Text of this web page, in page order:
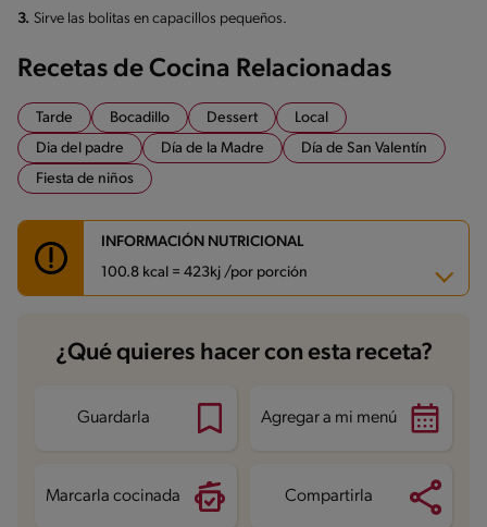
3. Sirve las bolitas en capacillos pequeños.
Recetas de Cocina Relacionadas
Tarde Bocadillo Dessert
Local
Dia del padre
Día de la Madre
Día de San Valentín
Fiesta de niños
INFORMACIÓN NUTRICIONAL
100.8 kcal = 423kj /por porción
Carbohidratos 12.2 g
Energía 100.8 kcal
Proteína
Grasas saturadas 2 g
¿Qué quieres hacer con esta receta?
Guardarla Agregar a mi menú
Marcarla cocinada Compartirla